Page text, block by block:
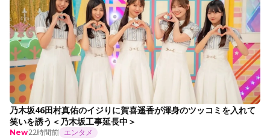
乃木坂46田村真佑のイジりに賀喜遥香が渾身のツッコミを入れて
笑いを誘う＜乃木坂工事延長中＞
New22時間前 エンタメ